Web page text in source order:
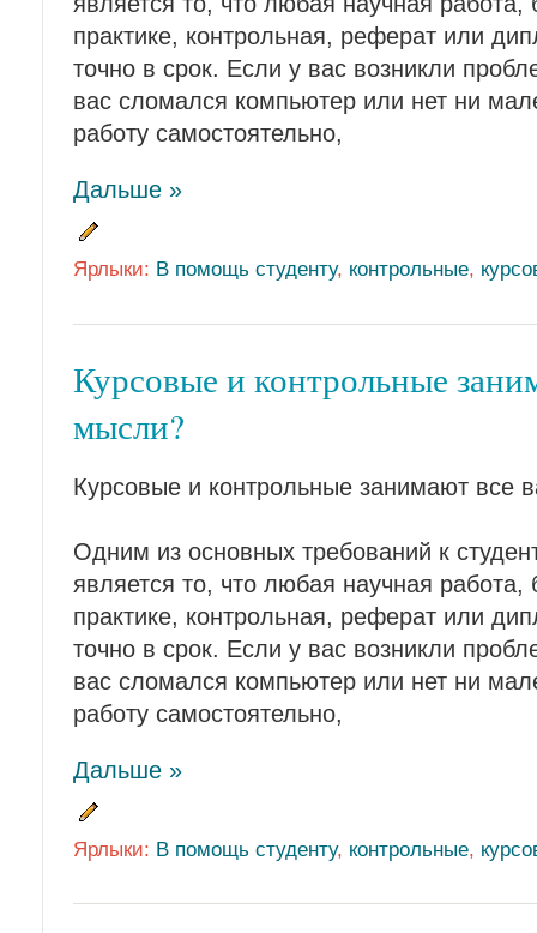
практике, контрольная, реферат или
точно в срок. Если у вас возникли
вас сломался компьютер или нет ни
работу самостоятельно,
Дальше »
Ярлыки: В помощь студенту, контрольные,
Курсовые и контрольные
мысли?
Курсовые и контрольные занимают все
Одним из основных требований к
является то, что любая научная работа,
практике, контрольная, реферат или
точно в срок. Если у вас возникли
вас сломался компьютер или нет ни
работу самостоятельно,
Дальше »
Ярлыки: В помощь студенту, контрольные,